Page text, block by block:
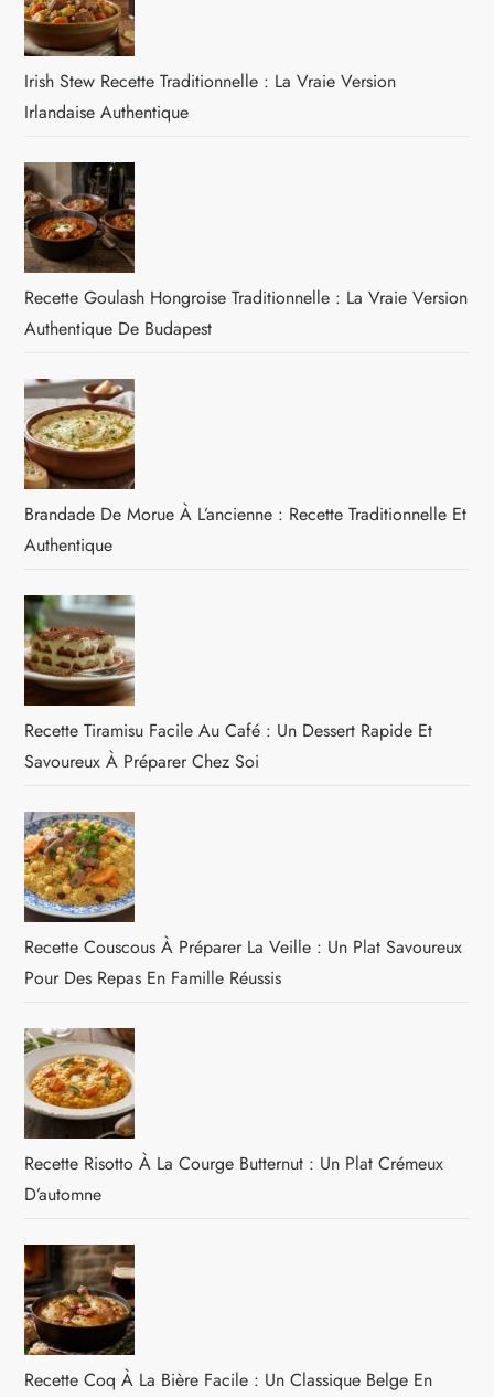
Irish Stew Recette Traditionnelle : La Vraie Version
Irlandaise Authentique
Recette Goulash Hongroise Traditionnelle : La Vraie Version
Authentique De Budapest
Brandade De Morue À L’ancienne : Recette Traditionnelle Et
Authentique
Recette Tiramisu Facile Au Café : Un Dessert Rapide Et
Savoureux À Préparer Chez Soi
Recette Couscous À Préparer La Veille : Un Plat Savoureux
Pour Des Repas En Famille Réussis
Recette Risotto À La Courge Butternut : Un Plat Crémeux
D’automne
Recette Coq À La Bière Facile : Un Classique Belge En